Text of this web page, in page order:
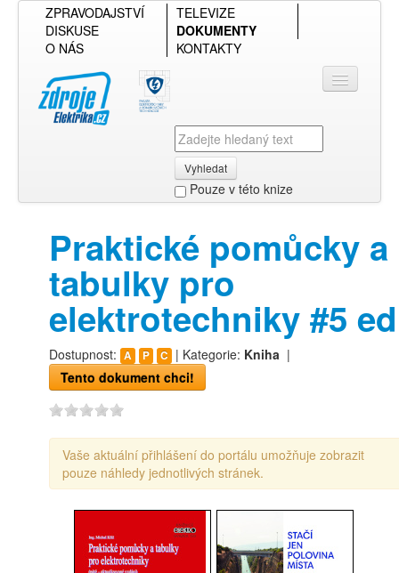
ZPRAVODAJSTVÍ
TELEVIZE
DISKUSE
DOKUMENTY
O NÁS
KONTAKTY
Vyhledat
Pouze v této knize
Přehled podle firmy
Přehled podle obsahu
Praktické pomůcky a
tabulky pro
elektrotechniky #5 ed
Dostupnost: A P C | Kategorie: Kniha|
Tento dokument chci!
Vaše aktuální přihlášení do portálu umožňuje zobrazit
pouze náhledy jednotlivých stránek.